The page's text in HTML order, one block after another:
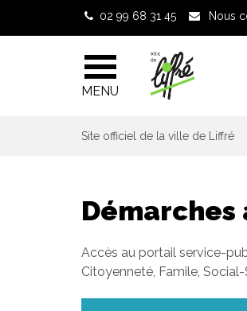
02 99 68 31 45 Nous
MENU
Site officiel de la ville de Liffré
Accès au portail service-
Citoyenneté, Famile,